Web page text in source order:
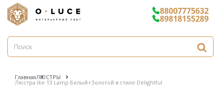
88007775632
89818155289
ГлавнаяЛЮСТРЫ
Люстра Ike 13 Lamp Белый+Золотой в стиле Delightful